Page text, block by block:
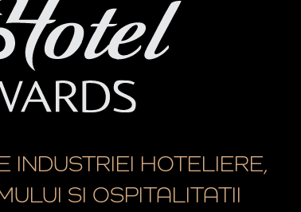
INDUSTRIEI HOTELIERE,
SI OSPITALITATII